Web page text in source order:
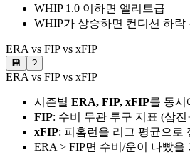
WHIP 1.0 이하면 엘리트급
WHIP가 상승하면 컨디션 하락
ERA vs FIP vs xFIP
💾 ?
ERA vs FIP vs xFIP
시즌별 ERA, FIP, xFIP를 동시
FIP: 수비 무관 투구 지표 (삼진
xFIP: 피홈런을 리그 평균으로
ERA > FIP면 수비/운이 나빴을